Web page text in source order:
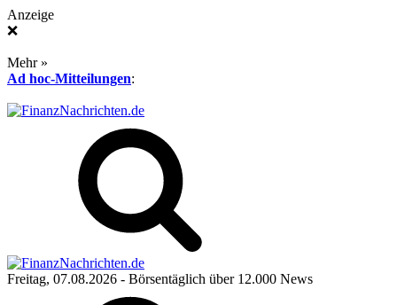
Anzeige
❌
Mehr »
Ad hoc-Mitteilungen:
Freitag, 07.08.2026 - Börsentäglich über 12.000 News